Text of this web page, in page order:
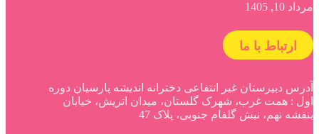
مرداد 10, 1405
ارتباط با ما
آدرس دبیرستان غیر انتفاعی دخترانه اندیشه پارسیان دوره
اول : همت غرب، شهرک گلستان، میدان اتریش، خیابان
بنفشه نهم، نبش گلفام جنوبی، پلاک 47